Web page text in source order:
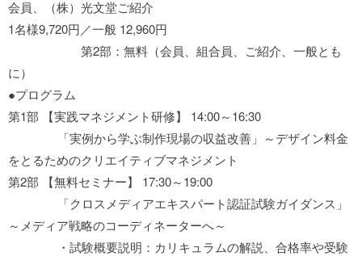
会員、（株）光文堂ご紹介
1名様9,720円／一般 12,960円
第2部：無料（会員、組合員、ご紹介、一般とも
に）
●プログラム
第1部 【実践マネジメント研修】 14:00～16:30
「実例から学ぶ制作現場の収益改善」～デザイン料金
をとるためのクリエイティブマネジメント
第2部 【無料セミナー】 17:30～19:00
「クロスメディアエキスパート認証試験ガイダンス」
～メディア戦略のコーディネーターへ～
・試験概要説明：カリキュラムの解説、合格率や受験